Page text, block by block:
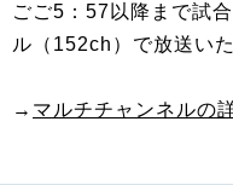
ごご5：57以降まで試
ル（152ch）で放送い
→ マルチチャンネルの